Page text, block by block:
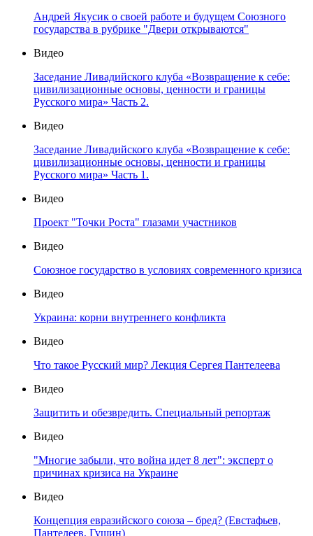
Андрей Якусик о своей работе и будущем Союзного
государства в рубрике "Двери открываются"
Видео
Заседание Ливадийского клуба «Возвращение к себе:
цивилизационные основы, ценности и границы
Русского мира» Часть 2.
Видео
Заседание Ливадийского клуба «Возвращение к себе:
цивилизационные основы, ценности и границы
Русского мира» Часть 1.
Видео
Проект "Точки Роста" глазами участников
Видео
Союзное государство в условиях современного кризиса
Видео
Украина: корни внутреннего конфликта
Видео
Что такое Русский мир? Лекция Сергея Пантелеева
Видео
Защитить и обезвредить. Специальный репортаж
Видео
"Многие забыли, что война идет 8 лет": эксперт о
причинах кризиса на Украине
Видео
Концепция евразийского союза – бред? (Евстафьев,
Пантелеев, Гущин)